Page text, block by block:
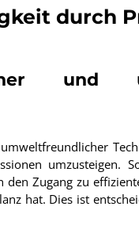
durch
und
umzusteigen.
Zugang zu
hat. Dies ist